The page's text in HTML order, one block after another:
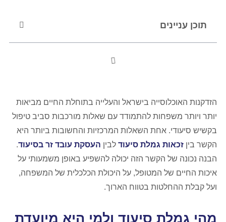
תוכן עניינים
הזדקנות האוכלוסייה בישראל והעלייה בתוחלת החיים מביאות
יותר ויותר משפחות להתמודד עם שאלות מורכבות סביב טיפול
בקשיש סיעודי. אחת השאלות המרכזיות והחשובות ביותר היא
הקשר בין זכאות גמלת סיעוד לבין העסקת עובד זר בסיעוד.
הבנה נכונה של הקשר הזה יכולה להשפיע באופן משמעותי על
איכות החיים של המטופל, על היכולת הכלכלית של המשפחה,
ועל קבלת ההחלטות בטווח הארוך.
מהי גמלת סיעוד ולמי היא מיועדת